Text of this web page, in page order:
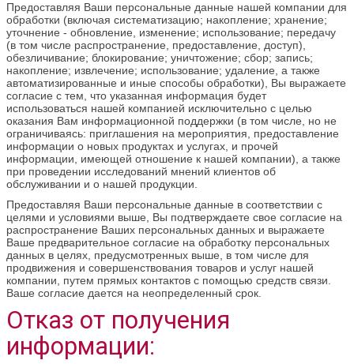
Предоставляя Ваши персональные данные нашей компании для
обработки (включая систематизацию; накопление; хранение;
уточнение - обновление, изменение; использование; передачу
(в том числе распространение, предоставление, доступ),
обезличивание; блокирование; уничтожение; сбор; запись;
накопление; извлечение; использование; удаление, а также
автоматизированные и иные способы обработки), Вы выражаете
согласие с тем, что указанная информация будет
использоваться нашей компанией исключительно с целью
оказания Вам информационной поддержки (в том числе, но не
ограничиваясь: приглашения на мероприятия, предоставление
информации о новых продуктах и услугах, и прочей
информации, имеющей отношение к нашей компании), а также
при проведении исследований мнений клиентов об
обслуживании и о нашей продукции.
Предоставляя Ваши персональные данные в соответствии с
целями и условиями выше, Вы подтверждаете свое согласие на
распространение Ваших персональных данных и выражаете
Ваше предварительное согласие на обработку персональных
данных в целях, предусмотренных выше, в том числе для
продвижения и совершенствования товаров и услуг нашей
компании, путем прямых контактов с помощью средств связи.
Ваше согласие дается на неопределенный срок.
Отказ от получения
информации: